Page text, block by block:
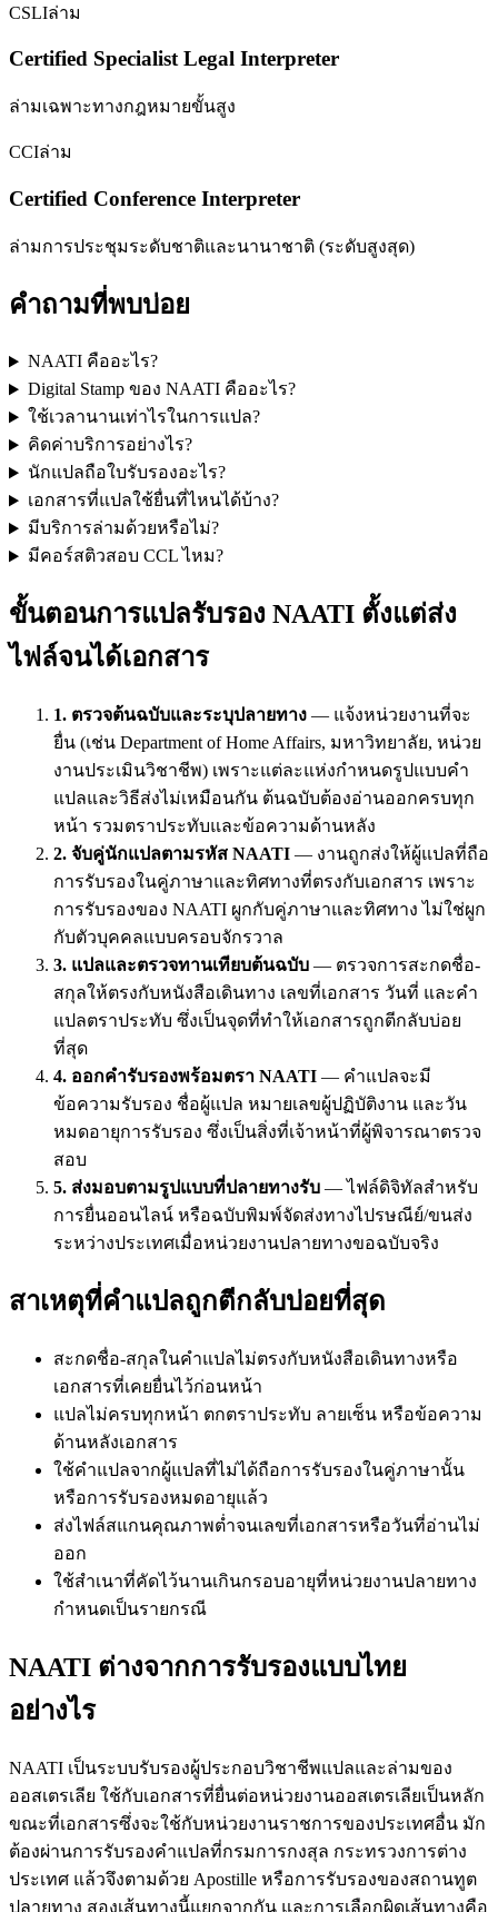
CSLIล่าม
Certified Specialist Legal Interpreter
ล่ามเฉพาะทางกฎหมายขั้นสูง
CCIล่าม
Certified Conference Interpreter
ล่ามการประชุมระดับชาติและนานาชาติ (ระดับสูงสุด)
คำถามที่พบบ่อย
NAATI คืออะไร?
Digital Stamp ของ NAATI คืออะไร?
ใช้เวลานานเท่าไรในการแปล?
คิดค่าบริการอย่างไร?
นักแปลถือใบรับรองอะไร?
เอกสารที่แปลใช้ยื่นที่ไหนได้บ้าง?
มีบริการล่ามด้วยหรือไม่?
มีคอร์สติวสอบ CCL ไหม?
ขั้นตอนการแปลรับรอง NAATI ตั้งแต่ส่ง
ไฟล์จนได้เอกสาร
1. ตรวจต้นฉบับและระบุปลายทาง — แจ้งหน่วยงานที่จะ
ยื่น (เช่น Department of Home Affairs, มหาวิทยาลัย, หน่วย
งานประเมินวิชาชีพ) เพราะแต่ละแห่งกำหนดรูปแบบคำ
แปลและวิธีส่งไม่เหมือนกัน ต้นฉบับต้องอ่านออกครบทุก
หน้า รวมตราประทับและข้อความด้านหลัง
2. จับคู่นักแปลตามรหัส NAATI — งานถูกส่งให้ผู้แปลที่ถือ
การรับรองในคู่ภาษาและทิศทางที่ตรงกับเอกสาร เพราะ
การรับรองของ NAATI ผูกกับคู่ภาษาและทิศทาง ไม่ใช่ผูก
กับตัวบุคคลแบบครอบจักรวาล
3. แปลและตรวจทานเทียบต้นฉบับ — ตรวจการสะกดชื่อ-
สกุลให้ตรงกับหนังสือเดินทาง เลขที่เอกสาร วันที่ และคำ
แปลตราประทับ ซึ่งเป็นจุดที่ทำให้เอกสารถูกตีกลับบ่อย
ที่สุด
4. ออกคำรับรองพร้อมตรา NAATI — คำแปลจะมี
ข้อความรับรอง ชื่อผู้แปล หมายเลขผู้ปฏิบัติงาน และวัน
หมดอายุการรับรอง ซึ่งเป็นสิ่งที่เจ้าหน้าที่ผู้พิจารณาตรวจ
สอบ
5. ส่งมอบตามรูปแบบที่ปลายทางรับ — ไฟล์ดิจิทัลสำหรับ
การยื่นออนไลน์ หรือฉบับพิมพ์จัดส่งทางไปรษณีย์/ขนส่ง
ระหว่างประเทศเมื่อหน่วยงานปลายทางขอฉบับจริง
สาเหตุที่คำแปลถูกตีกลับบ่อยที่สุด
สะกดชื่อ-สกุลในคำแปลไม่ตรงกับหนังสือเดินทางหรือ
เอกสารที่เคยยื่นไว้ก่อนหน้า
แปลไม่ครบทุกหน้า ตกตราประทับ ลายเซ็น หรือข้อความ
ด้านหลังเอกสาร
ใช้คำแปลจากผู้แปลที่ไม่ได้ถือการรับรองในคู่ภาษานั้น
หรือการรับรองหมดอายุแล้ว
ส่งไฟล์สแกนคุณภาพต่ำจนเลขที่เอกสารหรือวันที่อ่านไม่
ออก
ใช้สำเนาที่คัดไว้นานเกินกรอบอายุที่หน่วยงานปลายทาง
กำหนดเป็นรายกรณี
NAATI ต่างจากการรับรองแบบไทย
อย่างไร
NAATI เป็นระบบรับรองผู้ประกอบวิชาชีพแปลและล่ามของ
ออสเตรเลีย ใช้กับเอกสารที่ยื่นต่อหน่วยงานออสเตรเลียเป็นหลัก
ขณะที่เอกสารซึ่งจะใช้กับหน่วยงานราชการของประเทศอื่น มัก
ต้องผ่านการรับรองคำแปลที่กรมการกงสุล กระทรวงการต่าง
ประเทศ แล้วจึงตามด้วย Apostille หรือการรับรองของสถานทูต
ปลายทาง สองเส้นทางนี้แยกจากกัน และการเลือกผิดเส้นทางคือ